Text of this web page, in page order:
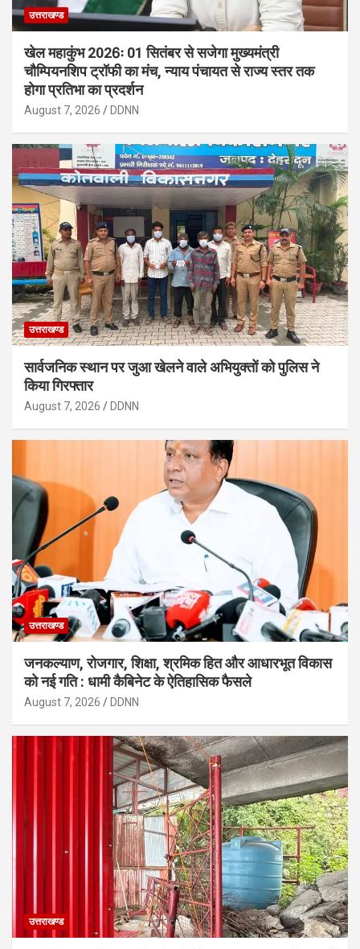
उत्तराखण्ड
खेल महाकुंभ 2026ः 01 सितंबर से सजेगा मुख्यमंत्री
चौम्पियनशिप ट्रॉफी का मंच, न्याय पंचायत से राज्य स्तर तक
होगा प्रतिभा का प्रदर्शन
August 7, 2026 DDNN
उत्तराखण्ड
सार्वजनिक स्थान पर जुआ खेलने वाले अभियुक्तों को पुलिस ने
किया गिरफ्तार
August 7, 2026 DDNN
उत्तराखण्ड
जनकल्याण, रोजगार, शिक्षा, श्रमिक हित और आधारभूत विकास
को नई गति : धामी कैबिनेट के ऐतिहासिक फैसले
August 7, 2026 DDNN
उत्तराखण्ड